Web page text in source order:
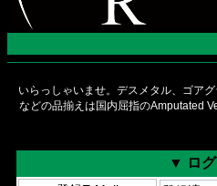
いらっしゃいませ。デスメタル、ゴア
などの品揃えは国内屈指のAmputated
▼ ログ